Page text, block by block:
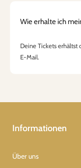
Wie erhalte ich
Deine Tickets erhältst
E-Mail.
Informationen
Über uns